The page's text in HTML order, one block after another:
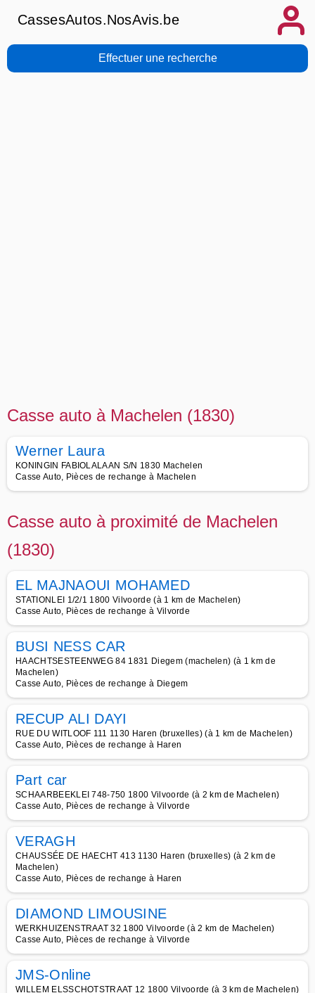
CassesAutos.NosAvis.be
Effectuer une recherche
Casse auto à Machelen (1830)
Werner Laura
KONINGIN FABIOLALAAN S/N 1830 Machelen
Casse Auto, Pièces de rechange à Machelen
Casse auto à proximité de Machelen
(1830)
EL MAJNAOUI MOHAMED
STATIONLEI 1/2/1 1800 Vilvoorde (à 1 km de Machelen)
Casse Auto, Pièces de rechange à Vilvorde
BUSI NESS CAR
HAACHTSESTEENWEG 84 1831 Diegem (machelen) (à 1 km de
Machelen)
Casse Auto, Pièces de rechange à Diegem
RECUP ALI DAYI
RUE DU WITLOOF 111 1130 Haren (bruxelles) (à 1 km de Machelen)
Casse Auto, Pièces de rechange à Haren
Part car
SCHAARBEEKLEI 748-750 1800 Vilvoorde (à 2 km de Machelen)
Casse Auto, Pièces de rechange à Vilvorde
VERAGH
CHAUSSÉE DE HAECHT 413 1130 Haren (bruxelles) (à 2 km de
Machelen)
Casse Auto, Pièces de rechange à Haren
DIAMOND LIMOUSINE
WERKHUIZENSTRAAT 32 1800 Vilvoorde (à 2 km de Machelen)
Casse Auto, Pièces de rechange à Vilvorde
JMS-Online
WILLEM ELSSCHOTSTRAAT 12 1800 Vilvoorde (à 3 km de Machelen)